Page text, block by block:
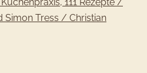
Simon Tress / Christian